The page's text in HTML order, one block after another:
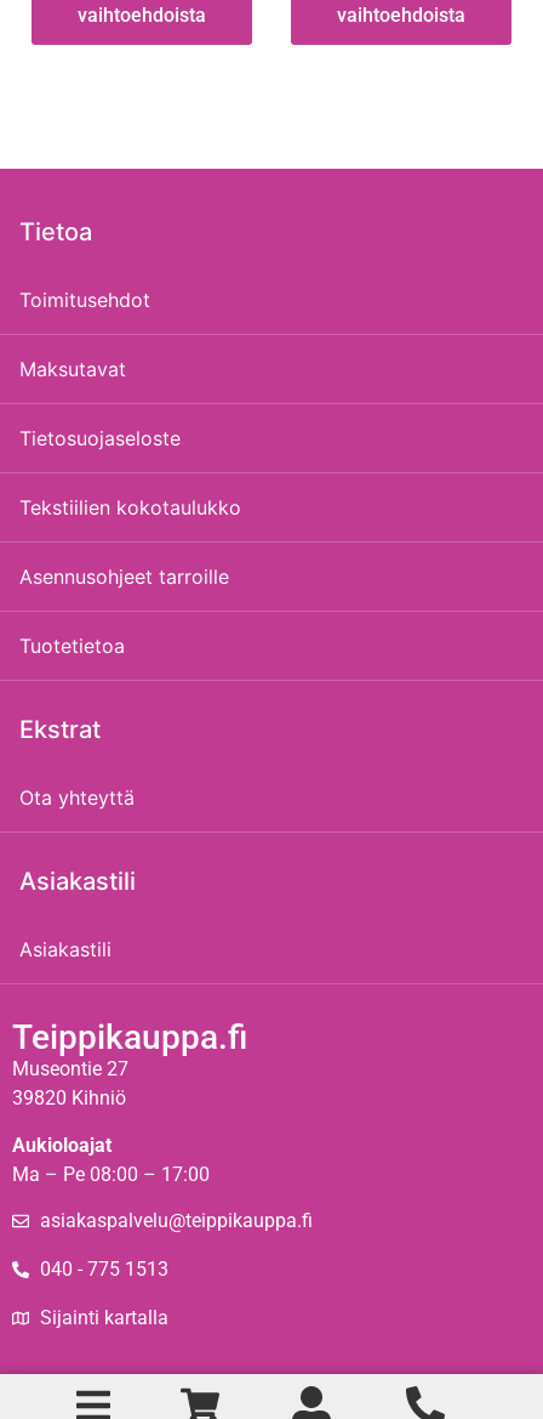
vaihtoehdoista
vaihtoehdoista
Tietoa
Toimitusehdot
Maksutavat
Tietosuojaseloste
Tekstiilien kokotaulukko
Asennusohjeet tarroille
Tuotetietoa
Ekstrat
Ota yhteyttä
Asiakastili
Asiakastili
Teippikauppa.fi
Museontie 27
39820 Kihniö
Aukioloajat
Ma – Pe 08:00 – 17:00
asiakaspalvelu@teippikauppa.fi
040 - 775 1513
Sijainti kartalla
Teippikauppa © 2024 – Toteutus: Simonj.fi